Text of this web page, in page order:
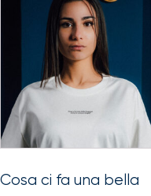
Cosa ci fa una bella
prodotto
varianti.
opzioni
possono
scelte